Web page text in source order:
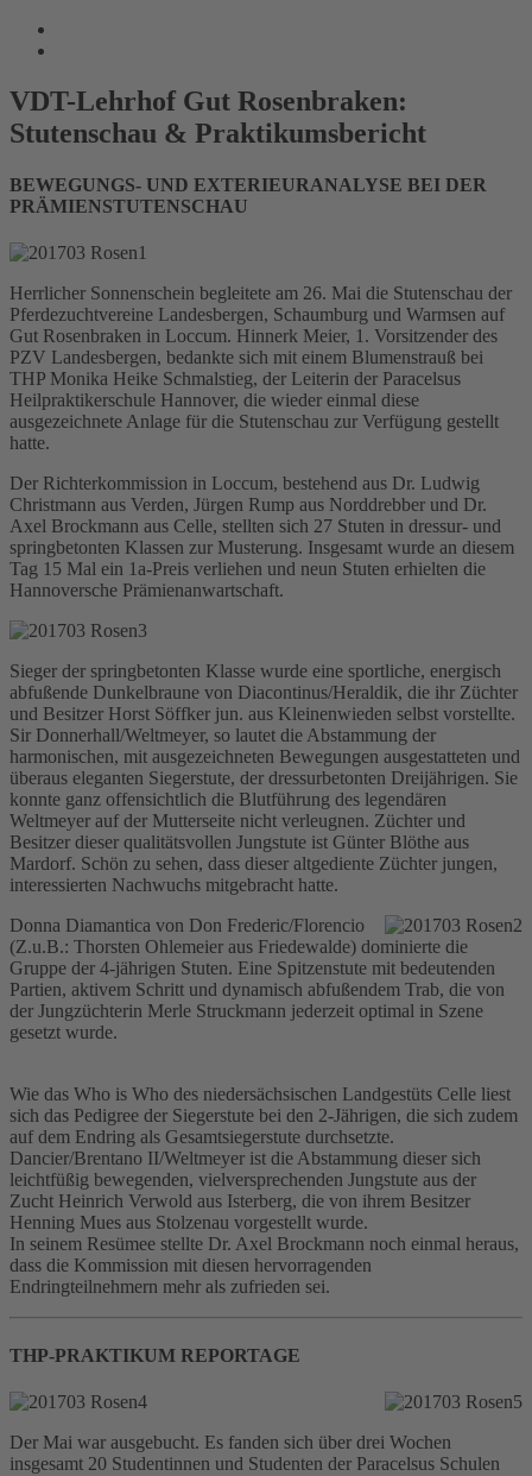
VDT-Lehrhof Gut Rosenbraken:
Stutenschau & Praktikumsbericht
BEWEGUNGS- UND EXTERIEURANALYSE BEI DER
PRÄMIENSTUTENSCHAU
Herrlicher Sonnenschein begleitete am 26. Mai die Stutenschau der
Pferdezuchtvereine Landesbergen, Schaumburg und Warmsen auf
Gut Rosenbraken in Loccum. Hinnerk Meier, 1. Vorsitzender des
PZV Landesbergen, bedankte sich mit einem Blumenstrauß bei
THP Monika Heike Schmalstieg, der Leiterin der Paracelsus
Heilpraktikerschule Hannover, die wieder einmal diese
ausgezeichnete Anlage für die Stutenschau zur Verfügung gestellt
hatte.
Der Richterkommission in Loccum, bestehend aus Dr. Ludwig
Christmann aus Verden, Jürgen Rump aus Norddrebber und Dr.
Axel Brockmann aus Celle, stellten sich 27 Stuten in dressur- und
springbetonten Klassen zur Musterung. Insgesamt wurde an diesem
Tag 15 Mal ein 1a-Preis verliehen und neun Stuten erhielten die
Hannoversche Prämienanwartschaft.
Sieger der springbetonten Klasse wurde eine sportliche, energisch
abfußende Dunkelbraune von Diacontinus/Heraldik, die ihr Züchter
und Besitzer Horst Söffker jun. aus Kleinenwieden selbst vorstellte.
Sir Donnerhall/Weltmeyer, so lautet die Abstammung der
harmonischen, mit ausgezeichneten Bewegungen ausgestatteten und
überaus eleganten Siegerstute, der dressurbetonten Dreijährigen. Sie
konnte ganz offensichtlich die Blutführung des legendären
Weltmeyer auf der Mutterseite nicht verleugnen. Züchter und
Besitzer dieser qualitätsvollen Jungstute ist Günter Blöthe aus
Mardorf. Schön zu sehen, dass dieser altgediente Züchter jungen,
interessierten Nachwuchs mitgebracht hatte.
Donna Diamantica von Don Frederic/Florencio
(Z.u.B.: Thorsten Ohlemeier aus Friedewalde) dominierte die
Gruppe der 4-jährigen Stuten. Eine Spitzenstute mit bedeutenden
Partien, aktivem Schritt und dynamisch abfußendem Trab, die von
der Jungzüchterin Merle Struckmann jederzeit optimal in Szene
gesetzt wurde.
Wie das Who is Who des niedersächsischen Landgestüts Celle liest
sich das Pedigree der Siegerstute bei den 2-Jährigen, die sich zudem
auf dem Endring als Gesamtsiegerstute durchsetzte.
Dancier/Brentano II/Weltmeyer ist die Abstammung dieser sich
leichtfüßig bewegenden, vielversprechenden Jungstute aus der
Zucht Heinrich Verwold aus Isterberg, die von ihrem Besitzer
Henning Mues aus Stolzenau vorgestellt wurde.
In seinem Resümee stellte Dr. Axel Brockmann noch einmal heraus,
dass die Kommission mit diesen hervorragenden
Endringteilnehmern mehr als zufrieden sei.
THP-PRAKTIKUM REPORTAGE
Der Mai war ausgebucht. Es fanden sich über drei Wochen
insgesamt 20 Studentinnen und Studenten der Paracelsus Schulen